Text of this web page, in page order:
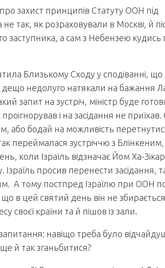
захист принципів Статуту ООН під
так, як розраховували в Москві, й
заступника, а сам з Небензею кудись
Близькому Сходу у сподіванні, що
недолуго натякали на бажання
запит на зустріч, міністр буде
і на засідання не
або бодай на можливість
переймалася зустріччю з
коли Ізраїль відзначає Йом Ха-
Ізраїль просив перенести
А тому постпред Ізраїлю при ООН
що в цей святий день він не збирається
своєї країни та й пішов із зали.
навіщо треба було
й так зганьбитися?